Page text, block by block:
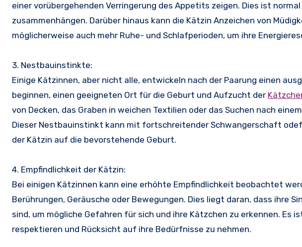
einer vorübergehenden Verringerung des Appetits zeigen. Dies ist
zusammenhängen. Darüber hinaus kann die Kätzin Anzeichen von
möglicherweise auch mehr Ruhe- und Schlafperioden, um ihre
3. Nestbauinstinkte:
Einige Kätzinnen, aber nicht alle, entwickeln nach der Paarung einen
beginnen, einen geeigneten Ort für die Geburt und Aufzucht der
von Decken, das Graben in weichen Textilien oder das Suchen nach
Dieser Nestbauinstinkt kann mit fortschreitender Schwangerschaft
der Kätzin auf die bevorstehende Geburt.
4. Empfindlichkeit der Kätzin:
Bei einigen Kätzinnen kann eine erhöhte Empfindlichkeit beobachtet
Berührungen, Geräusche oder Bewegungen. Dies liegt daran, dass ihre
sind, um mögliche Gefahren für sich und ihre Kätzchen zu erkennen. Es
respektieren und Rücksicht auf ihre Bedürfnisse zu nehmen.